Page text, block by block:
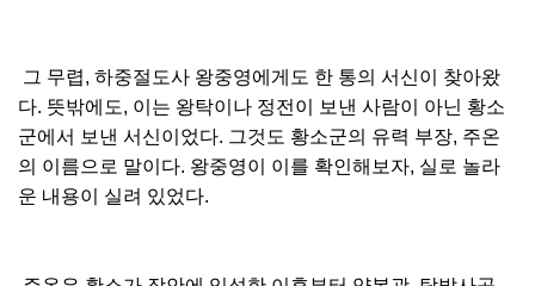
그 무렵, 하중절도사 왕중영에게도 한 통의 서신이 찾아왔
다. 뜻밖에도, 이는 왕탁이나 정전이 보낸 사람이 아닌 황소
군에서 보낸 서신이었다. 그것도 황소군의 유력 부장, 주온
의 이름으로 말이다. 왕중영이 이를 확인해보자, 실로 놀라
운 내용이 실려 있었다.